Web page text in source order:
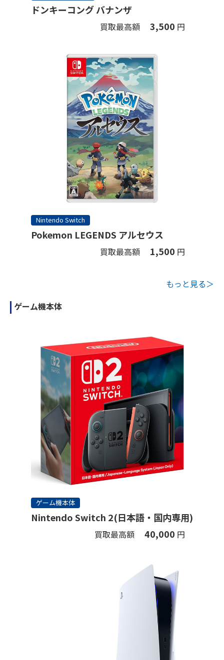
ドンキーコング バナンザ
買取最高額 3,500 円
Nintendo Switch
Pokemon LEGENDS アルセウス
買取最高額 1,500 円
もっと見る＞
ゲーム機本体
ゲーム機本体
Nintendo Switch 2(日本語・国内専用)
買取最高額 40,000 円